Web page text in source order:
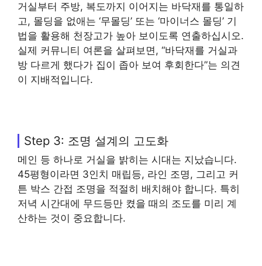
거실부터 주방, 복도까지 이어지는 바닥재를 통일하
고, 몰딩을 없애는 ‘무몰딩’ 또는 ‘마이너스 몰딩’ 기
법을 활용해 천장고가 높아 보이도록 연출하십시오.
실제 커뮤니티 여론을 살펴보면, “바닥재를 거실과
방 다르게 했다가 집이 좁아 보여 후회한다”는 의견
이 지배적입니다.
Step 3: 조명 설계의 고도화
메인 등 하나로 거실을 밝히는 시대는 지났습니다.
45평형이라면 3인치 매립등, 라인 조명, 그리고 커
튼 박스 간접 조명을 적절히 배치해야 합니다. 특히
저녁 시간대에 무드등만 켰을 때의 조도를 미리 계
산하는 것이 중요합니다.